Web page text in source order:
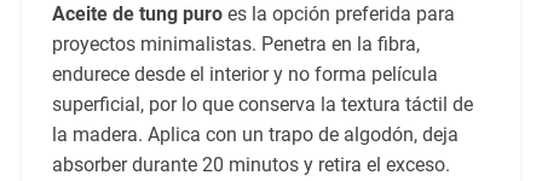
Aceite de tung puroes la opción preferida para
proyectos minimalistas. Penetra en la fibra,
endurece desde el interior y no forma película
superficial, por lo que conserva la textura táctil de
la madera. Aplica con un trapo de algodón, deja
absorber durante 20 minutos y retira el exceso.